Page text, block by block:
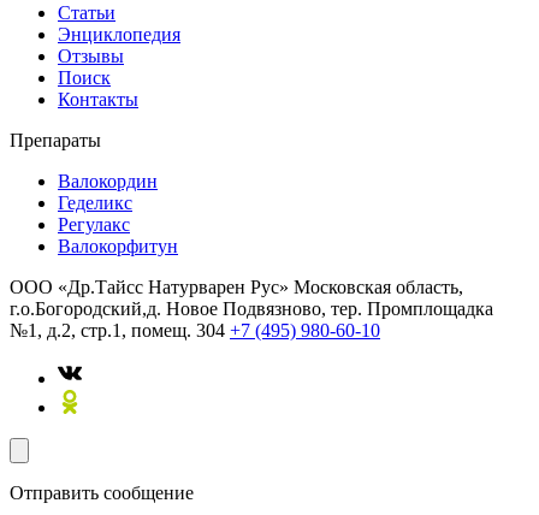
Статьи
Энциклопедия
Отзывы
Поиск
Контакты
Препараты
Валокордин
Геделикс
Регулакс
Валокорфитун
ООО «Др.Тайсс Натурварен Рус» Московская область,
г.о.Богородский,д. Новое Подвязново, тер. Промплощадка
№1, д.2, стр.1, помещ. 304 +7 (495) 980-60-10
Отправить сообщение